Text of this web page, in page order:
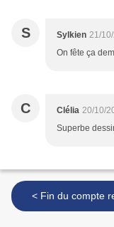
S Sylkien 21/
On fête ça
C Clélia 20/10/
Superbe
< Fin du compte